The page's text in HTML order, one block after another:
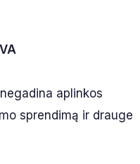
aplinkos
sprendimą ir drauge